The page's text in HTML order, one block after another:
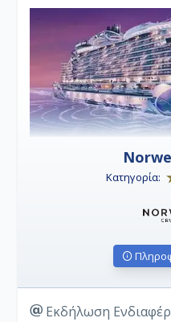
Κατηγορία:
Εκδήλωση